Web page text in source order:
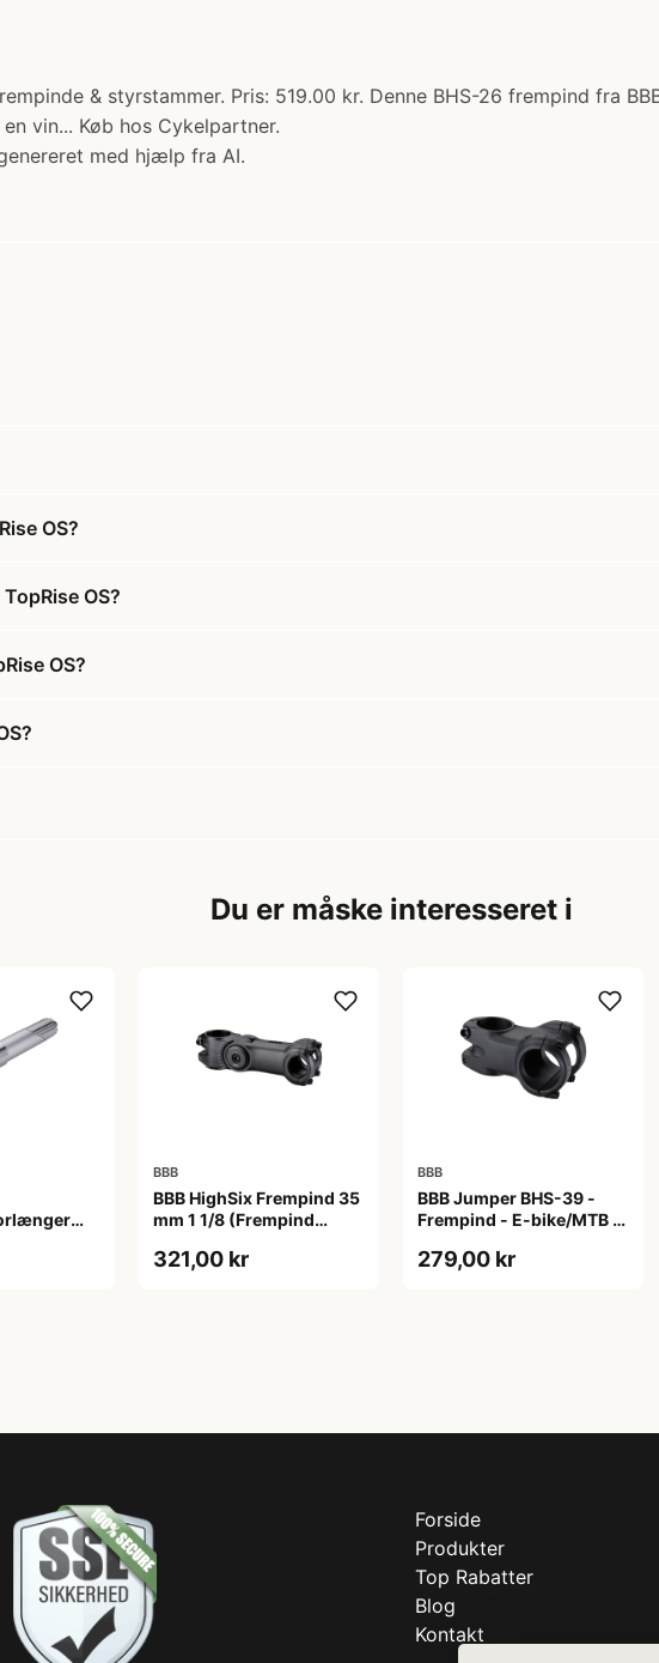
& styrstammer. Pris: 519.00 kr. Denne BHS-26 frempind fra
vin... Køb hos Cykelpartner.
med hjælp fra AI.
OS?
OS?
OS?
Du er måske interesseret i
BBB
BBB HighSix Frempind 35
mm 1 1/8 (Frempind
321,00 kr
BBB
BBB Jumper BHS-39 -
Frempind - E-bike/MTB -
279,00 kr
Forside
Produkter
Top Rabatter
Blog
Kontakt